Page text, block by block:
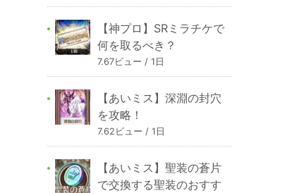
【神プロ】SRミラチケで
何を取るべき？
7.67ビュー / 1日
【あいミス】深淵の封穴
を攻略！
7.62ビュー / 1日
【あいミス】聖装の蒼片
で交換する聖装のおすす